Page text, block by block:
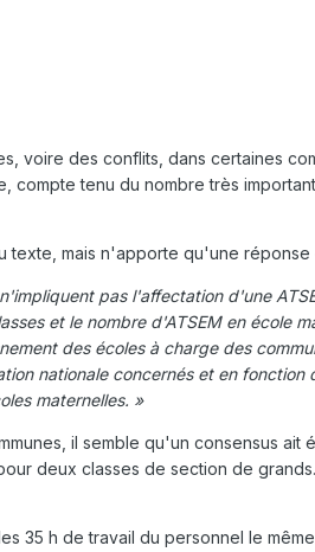
voire des conflits, dans certaines
compte tenu du nombre très
texte, mais n'apporte qu'une réponse
pas l'affectation d'une
et le nombre d'ATSEM en école
des écoles à charge des
nationale concernés et en
maternelles. »
il semble qu'un consensus
deux classes de section de
35 h de travail du personnel le